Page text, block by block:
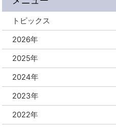
トピックス
2026年
2025年
2024年
2023年
2022年